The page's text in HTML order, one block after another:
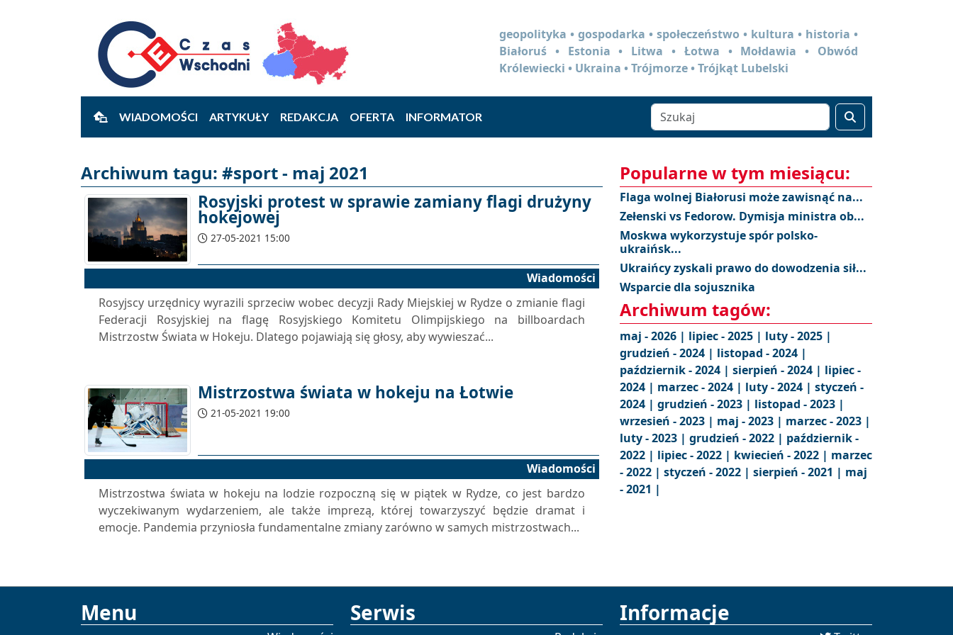
geopolityka • gospodarka • społeczeństwo • kultura • historia •
Białoruś • Estonia • Litwa • Łotwa • Mołdawia • Obwód
Królewiecki • Ukraina • Trójmorze • Trójkąt Lubelski
WIADOMOŚCI ARTYKUŁY REDAKCJA OFERTA INFORMATOR
Archiwum tagu: #sport - maj 2021
Rosyjski protest w sprawie zamiany flagi drużyny
hokejowej
27-05-2021 15:00
Wiadomości
Rosyjscy urzędnicy wyrazili sprzeciw wobec decyzji Rady Miejskiej w Rydze o zmianie flagi
Federacji Rosyjskiej na flagę Rosyjskiego Komitetu Olimpijskiego na billboardach
Mistrzostw Świata w Hokeju. Dlatego pojawiają się głosy, aby wywieszać...
Mistrzostwa świata w hokeju na Łotwie
21-05-2021 19:00
Wiadomości
Mistrzostwa świata w hokeju na lodzie rozpoczną się w piątek w Rydze, co jest bardzo
wyczekiwanym wydarzeniem, ale także imprezą, której towarzyszyć będzie dramat i
emocje. Pandemia przyniosła fundamentalne zmiany zarówno w samych mistrzostwach...
Popularne w tym miesiącu:
Flaga wolnej Białorusi może zawisnąć na...
Zełenski vs Fedorow. Dymisja ministra ob...
Moskwa wykorzystuje spór polsko-
ukraińsk...
Ukraińcy zyskali prawo do dowodzenia sił...
Wsparcie dla sojusznika
Archiwum tagów:
maj - 2026 | lipiec - 2025 | luty - 2025 |
grudzień - 2024 | listopad - 2024 |
październik - 2024 | sierpień - 2024 | lipiec -
2024 | marzec - 2024 | luty - 2024 | styczeń -
2024 | grudzień - 2023 | listopad - 2023 |
wrzesień - 2023 | maj - 2023 | marzec - 2023 |
luty - 2023 | grudzień - 2022 | październik -
2022 | lipiec - 2022 | kwiecień - 2022 | marzec
- 2022 | styczeń - 2022 | sierpień - 2021 | maj
- 2021 |
Menu Serwis Informacje